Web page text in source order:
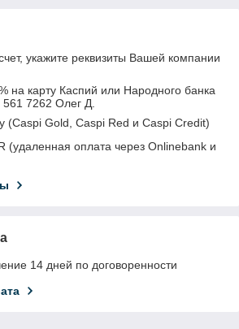
укажите реквизиты Вашей компании
на карту Каспий или Народного банка
7262 Олег Д.
(Caspi Gold, Caspi Red и Caspi Credit)
(удаленная оплата через Onlinebank и
14 дней по договоренности